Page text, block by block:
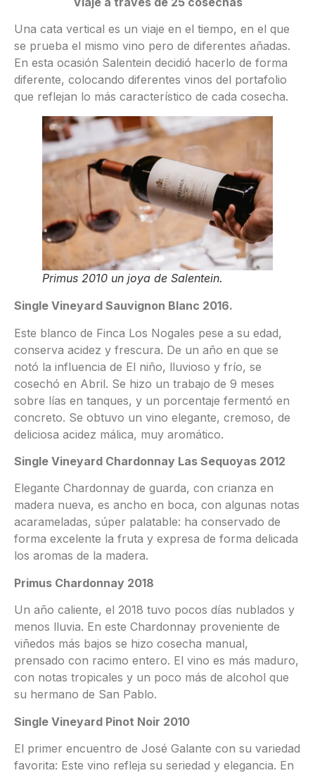
Una cata vertical es un viaje en el tiempo, en el que
se prueba el mismo vino pero de diferentes añadas.
En esta ocasión Salentein decidió hacerlo de forma
diferente, colocando diferentes vinos del portafolio
que reflejan lo más característico de cada cosecha.
Primus 2010 un joya de Salentein.
Single Vineyard Sauvignon Blanc 2016.
Este blanco de Finca Los Nogales pese a su edad,
conserva acidez y frescura. De un año en que se
notó la influencia de El niño, lluvioso y frío, se
cosechó en Abril. Se hizo un trabajo de 9 meses
sobre lías en tanques, y un porcentaje fermentó en
concreto. Se obtuvo un vino elegante, cremoso, de
deliciosa acidez málica, muy aromático.
Single Vineyard Chardonnay Las Sequoyas 2012
Elegante Chardonnay de guarda, con crianza en
madera nueva, es ancho en boca, con algunas notas
acarameladas, súper palatable: ha conservado de
forma excelente la fruta y expresa de forma delicada
los aromas de la madera.
Primus Chardonnay 2018
Un año caliente, el 2018 tuvo pocos días nublados y
menos lluvia. En este Chardonnay proveniente de
viñedos más bajos se hizo cosecha manual,
prensado con racimo entero. El vino es más maduro,
con notas tropicales y un poco más de alcohol que
su hermano de San Pablo.
Single Vineyard Pinot Noir 2010
El primer encuentro de José Galante con su variedad
favorita: Este vino refleja su seriedad y elegancia. En